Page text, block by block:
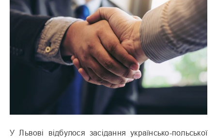
У Львові відбулося засідання українсько-польської